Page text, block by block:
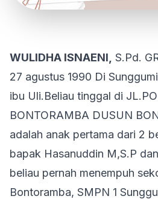
WULIDHA ISNAENI, S.Pd.
27 agustus 1990 Di
ibu Uli.Beliau tinggal di
BONTORAMBA DUSUN
adalah anak pertama dari 2
bapak Hasanuddin M,S.P
beliau pernah menempuh
Bontoramba, SMPN 1